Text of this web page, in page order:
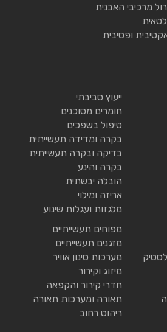
מרכיבי האבנית
ייעוץ סביבתי
חומרים מסוכנים
טיפול בשפכים
בקרה ומדידה תעשייתית
בדיקה ובקרה תעשייתית
בקרה והינע
הובלה יבשתית
אריזה ומילוי
מלגזות ועגלות שינוע
מפוחים תעשייתיים
מזגנים תעשייתיים
מערכות סינון אוויר
מיזוג וקירור
חדרי קירור והקפאה
תאורה ומערכות תאורה
ריהוט רחוב